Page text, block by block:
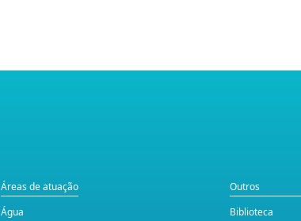
Áreas de atuação
Água
Outros
Biblioteca